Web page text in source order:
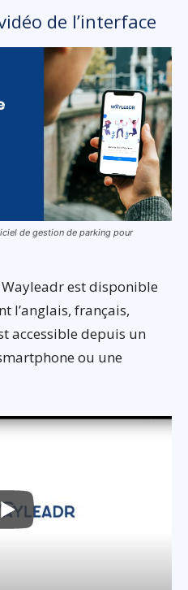
de l’interface
de gestion de parking pour
est disponible
l’anglais, français,
accessible depuis un
ou une